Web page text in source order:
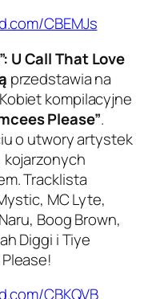
CBEMJs
U Call That Love
przedstawia na
kompilacyjne
Please”.
o utwory artystek
Tracklista
MC Lyte,
Boog Brown,
Diggi i Tiye
CBKQVB